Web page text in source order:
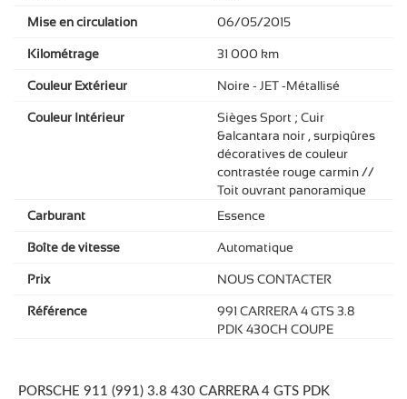
Mise en circulation 06/05/2015
Kilométrage 31 000 km
Couleur Extérieur Noire - JET -Métallisé
Couleur Intérieur
Sièges Sport ; Cuir
&alcantara noir , surpiqûres
décoratives de couleur
contrastée rouge carmin //
Toit ouvrant panoramique
Carburant
Essence
Boîte de vitesse Automatique
Prix NOUS CONTACTER
Référence
991 CARRERA 4 GTS 3.8
PDK 430CH COUPE
PORSCHE 911 (991) 3.8 430 CARRERA 4 GTS PDK